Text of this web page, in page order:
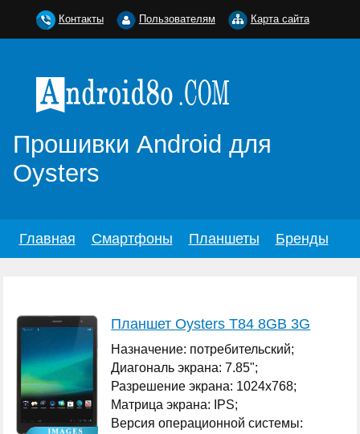
Прошивки Android для
Oysters
Главная Смартфоны Планшеты Бренды
Планшет Oysters T84 8GB 3G
Назначение: потребительский;
Диагональ экрана: 7.85";
Разрешение экрана: 1024x768;
Матрица экрана: IPS;
Версия операционной системы:
Контакты Пользователям Карта сайта